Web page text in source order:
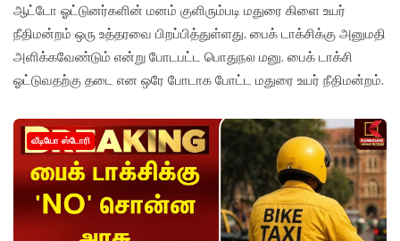
ஆட்டோ ஓட்டுனர்களின் மனம் குளிரும்படி மதுரை கிளை உயர்
நீதிமன்றம் ஒரு உத்தரவை பிறப்பித்துள்ளது. பைக் டாக்சிக்கு அனுமதி
அளிக்கவேண்டும் என்று போடபட்ட பொதுநல மனு. பைக் டாக்சி
ஓட்டுவதற்கு தடை என ஒரே போடாக போட்ட மதுரை உயர் நீதிமன்றம்.
வீடியோ ஸ்டோரி